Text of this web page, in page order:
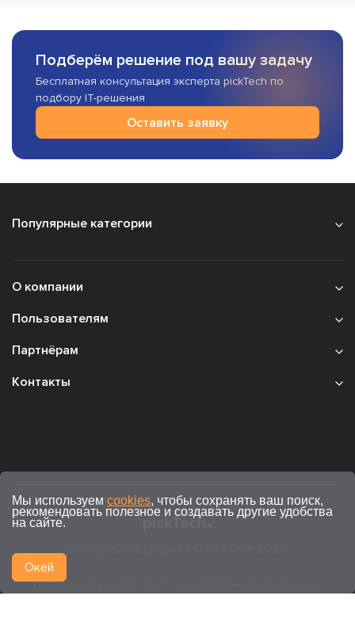
Подберём решение под вашу задачу
Бесплатная консультация эксперта pickTech по
подбору IT-решения
Оставить заявку
Популярные категории
О компании
Пользователям
Партнёрам
Контакты
Информация на сайте носит ознакомительный характер и не
Мы используем cookies, чтобы сохранять ваш поиск,
рекомендовать полезное и создавать другие удобства
на сайте.
Окей